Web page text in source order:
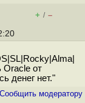
+ / –
Oracle от
денег нет."
Cообщить модератору